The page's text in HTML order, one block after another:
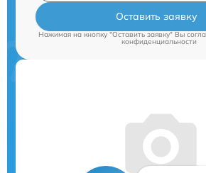
Оставить заявку
Нажимая на кнопку "Оставить заявку" Вы
конфиденциальности